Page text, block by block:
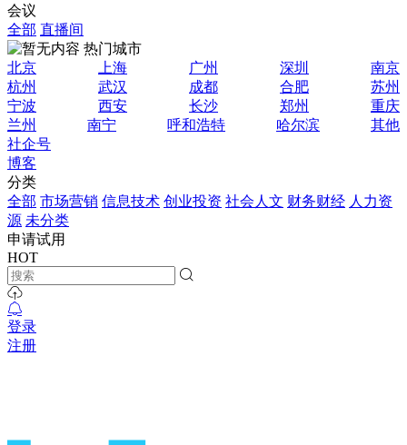
会议
全部 直播间
热门城市
北京
上海 广州 深圳
南京
杭州
武汉 成都 合肥
苏州
宁波
西安 长沙 郑州
重庆
兰州
南宁 呼和浩特 哈尔滨
其他
社企号
博客
分类
全部 市场营销 信息技术 创业投资 社会人文 财务财经 人力资
源 未分类
申请试用
HOT
登录
注册